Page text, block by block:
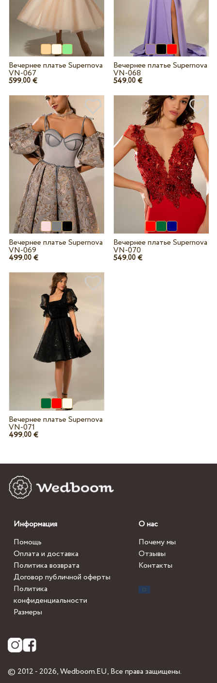
Вечернее платье Supernova
VN-067
599.00€
Вечернее платье Supernova
VN-068
549.00 €
Вечернее платье Supernova
VN-069
499.00€
Вечернее платье Supernova
VN-070
549.00 €
Вечернее платье Supernova
VN-071
499.00€
Информация
Помощь
Оплата и доставка
Политика возврата
Договор публичной оферты
Политика
конфиденциальности
Размеры
О нас
Почему мы
Отзывы
Контакты
© 2012 - 2026,Wedboom.EU, Все права защищены.